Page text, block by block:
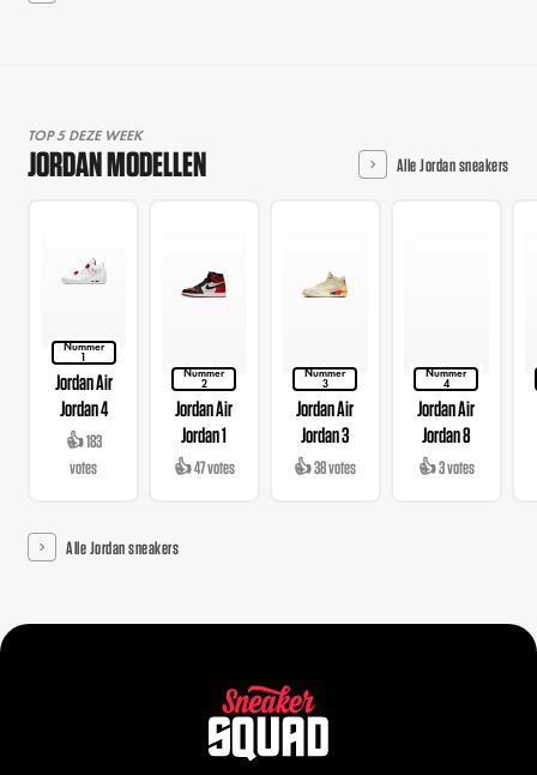
TOP 5 DEZE WEEK
JORDAN MODELLEN Alle Jordan sneakers
Nummer
1
Jordan Air
Jordan 4
👍 183
votes
Nummer
2
Jordan Air
Jordan 1
👍 47 votes
Nummer
3
Jordan Air
Jordan 3
👍 38 votes
Nummer
4
Jordan Air
Jordan 8
👍 3 votes
Alle Jordan sneakers